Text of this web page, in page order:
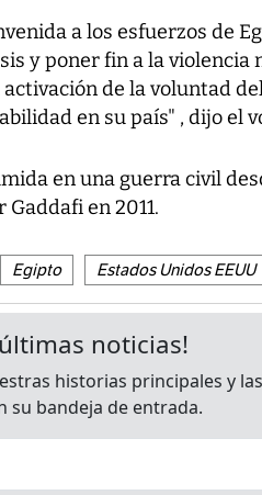
a los esfuerzos de
y poner fin a la violencia
activación de la voluntad
en su país" , dijo el
en una guerra civil
en 2011.
Egipto Estados Unidos EEUU